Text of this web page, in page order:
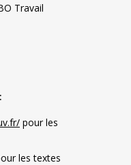
Travail
pour les
les textes